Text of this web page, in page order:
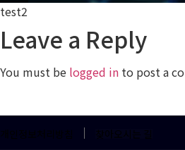
test2
Leave a Reply
You must be logged in to post a
찾아오시는 길